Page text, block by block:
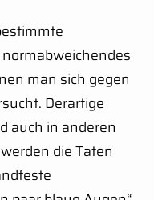
man sich gegen
Derartige
auch in anderen
die Taten